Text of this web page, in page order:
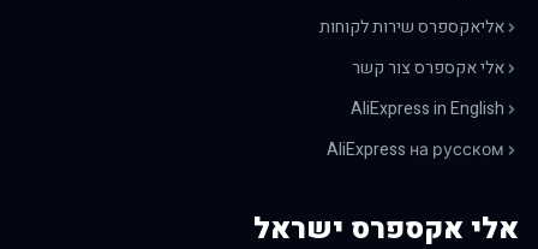
אליאקספרס שירות לקוחות
אלי אקספרס צור קשר
AliExpress in English
AliExpress на русском
אלי אקספרס ישראל